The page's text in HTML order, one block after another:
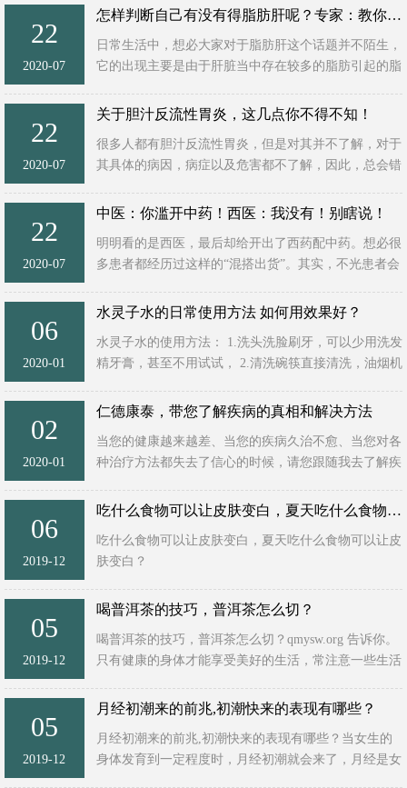
很少有什么疾病发 ...
22
2020-07
怎样判断自己有没有得脂肪肝呢？专家：教你自检！
日常生活中，想必大家对于脂肪肝这个话题并不陌生，
它的出现主要是由于肝脏当中存在较多的脂肪引起的脂
的伤害，情况严重 ...
22
2020-07
关于胆汁反流性胃炎，这几点你不得不知！
很多人都有胆汁反流性胃炎，但是对其并不了解，对于
其具体的病因，病症以及危害都不了解，因此，总会错
易导致其恶化复发 ...
22
2020-07
中医：你滥开中药！西医：我没有！别瞎说！
明明看的是西医，最后却给开出了西药配中药。想必很
多患者都经历过这样的“混搭出货”。其实，不光患者会
政协 ...
06
2020-01
水灵子水的日常使用方法 如何用效果好？
水灵子水的使用方法： 1.洗头洗脸刷牙，可以少用洗发
精牙膏，甚至不用试试， 2.清洗碗筷直接清洗，油烟机
接清洗。 3.青菜 ...
02
2020-01
仁德康泰，带您了解疾病的真相和解决方法
当您的健康越来越差、当您的疾病久治不愈、当您对各
种治疗方法都失去了信心的时候，请您跟随我去了解疾
人类至今发现的疾 ...
06
2019-12
吃什么食物可以让皮肤变白，夏天吃什么食物可以让皮肤变白？
吃什么食物可以让皮肤变白，夏天吃什么食物可以让皮
肤变白？
1.番茄
得的美白食物。番茄之所以具有防晒以及美白的功 ...
05
2019-12
喝普洱茶的技巧，普洱茶怎么切？
喝普洱茶的技巧，普洱茶怎么切？qmysw.org 告诉你。
只有健康的身体才能享受美好的生活，常注意一些生活
跟随易养生网一起 ...
05
2019-12
月经初潮来的前兆,初潮快来的表现有哪些？
月经初潮来的前兆,初潮快来的表现有哪些？当女生的
身体发育到一定程度时，月经初潮就会来了，月经是女